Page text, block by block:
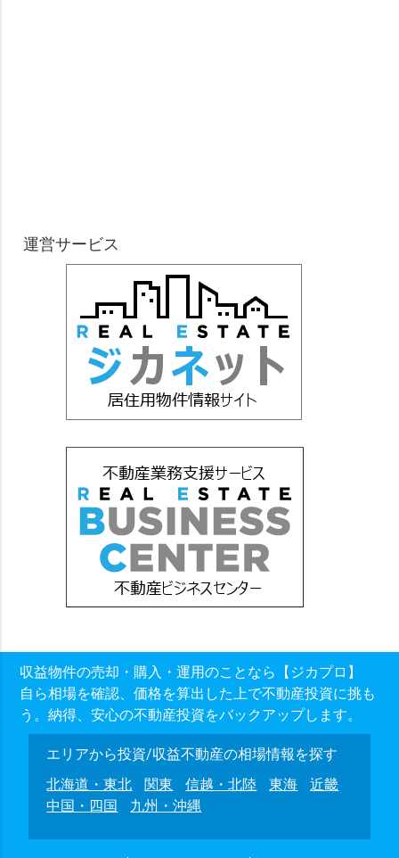
運営サービス
収益物件の売却・購入・運用のことなら【ジカプロ】
自ら相場を確認、価格を算出した上で不動産投資に挑も
う。納得、安心の不動産投資をバックアップします。
エリアから投資/収益不動産の相場情報を探す
北海道・東北
関東 信越・北陸 東海
近畿
中国・四国
九州・沖縄